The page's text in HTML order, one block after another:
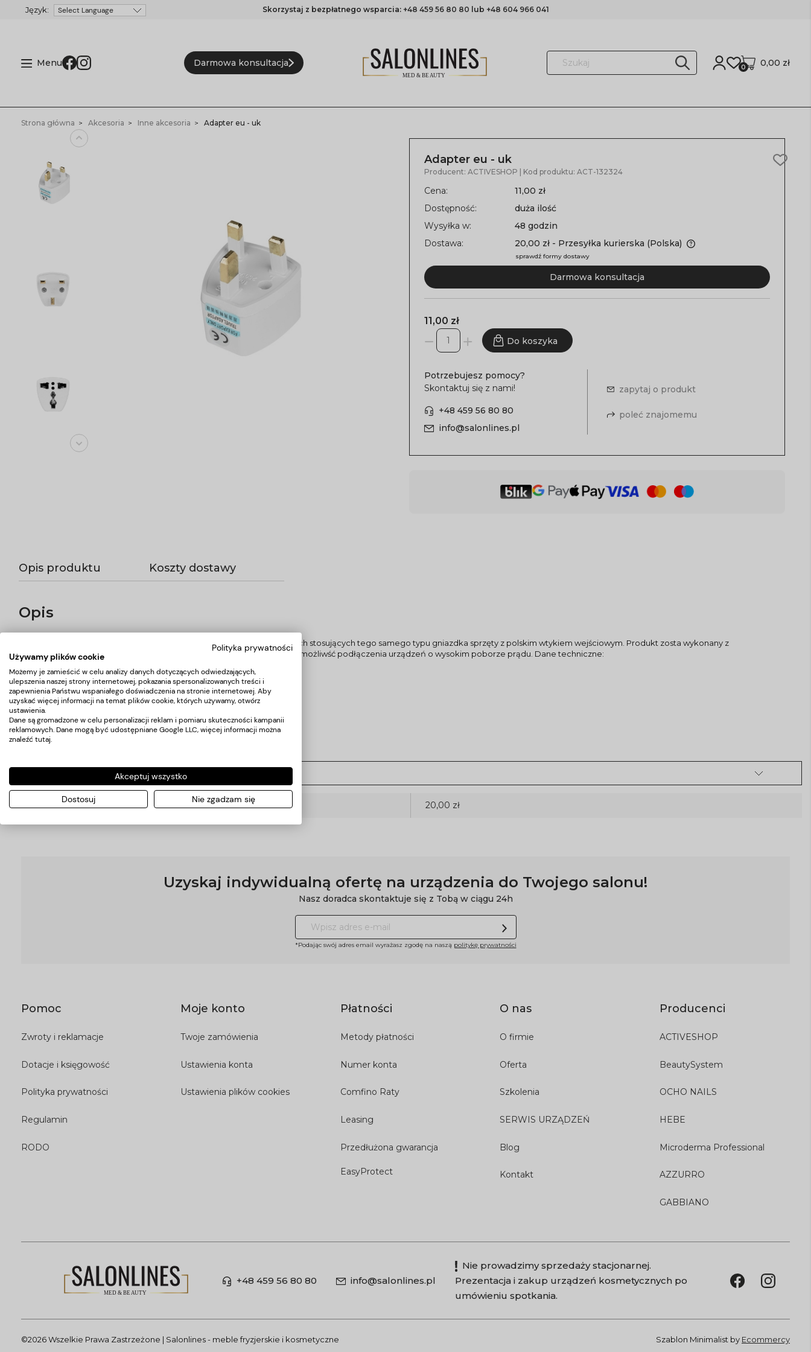
Skorzystaj z bezpłatnego wsparcia: +48 459 56 80 80 lub +48 604 966 041
Menu Darmowa konsultacja 0,00 zł
0
Strona główna Akcesoria Inne akcesoria Adapter eu - uk
Adapter eu - uk
Producent:ACTIVESHOP | Kod produktu: ACT-132324
Cena:
11,00 zł
Dostępność:
duża ilość
Wysyłka w:
48 godzin
Dostawa:
20,00 zł - Przesyłka kurierska (Polska)
sprawdź formy dostawy
Darmowa konsultacja
11,00 zł
Do koszyka
Potrzebujesz pomocy?
Skontaktuj się z nami!
+48 459 56 80 80
info@salonlines.pl
zapytaj o produkt
poleć znajomemu
Opis produktu Koszty dostawy
Opis
Adapter - przejściówka umożliwiająca podłączenie w Anglii innych krajach stosujących tego samego typu gniazdka sprzęty z polskim wtykiem wejściowym. Produkt zosta wykonany z
wysokogatunkowej miedzi, zapewniając wysokie bezpieczeństwo oraz możliwść podłączenia urządzeń o wysokim poborze prądu. Dane techniczne:
Maksymalne napięcie 250V
Maksymalne natężenie 10A
Koszty dostawy
Przesyłka kurierska 20,00 zł
Uzyskaj indywidualną ofertę na urządzenia do Twojego salonu!
Nasz doradca skontaktuje się z Tobą w ciągu 24h
*Podając swój adres email wyrażasz zgodę na naszą politykę prywatności
Pomoc
Zwroty i reklamacje
Dotacje i księgowość
Polityka prywatności
Regulamin
RODO
Moje konto
Twoje zamówienia
Ustawienia konta
Ustawienia plików cookies
Płatności
Metody płatności
Numer konta
Comfino Raty
Leasing
Przedłużona gwarancja
EasyProtect
O nas
O firmie
Oferta
Szkolenia
SERWIS URZĄDZEŃ
Blog
Kontakt
Producenci
ACTIVESHOP
BeautySystem
OCHO NAILS
HEBE
Microderma Professional
AZZURRO
GABBIANO
+48 459 56 80 80 info@salonlines.pl
Nie prowadzimy sprzedaży stacjonarnej.
Prezentacja i zakup urządzeń kosmetycznych po
umówieniu spotkania.
©2026 Wszelkie Prawa Zastrzeżone | Salonlines - meble fryzjerskie i kosmetyczne Szablon Minimalist by Ecommercy
Polityka prywatności
Używamy plików cookie
Możemy je zamieścić w celu analizy danych dotyczących odwiedzających,
ulepszenia naszej strony internetowej, pokazania spersonalizowanych treści i
zapewnienia Państwu wspaniałego doświadczenia na stronie internetowej. Aby
uzyskać więcej informacji na temat plików cookie, których używamy, otwórz
ustawienia.
Dane są gromadzone w celu personalizacji reklam i pomiaru skuteczności kampanii
reklamowych. Dane mogą być udostępniane Google LLC, więcej informacji można
znaleźć tutaj.
Akceptuj wszystko
Dostosuj Nie zgadzam się